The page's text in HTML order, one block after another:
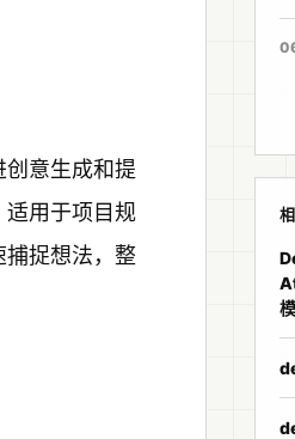
意生成和提
适用于项目规
捕捉想法，整